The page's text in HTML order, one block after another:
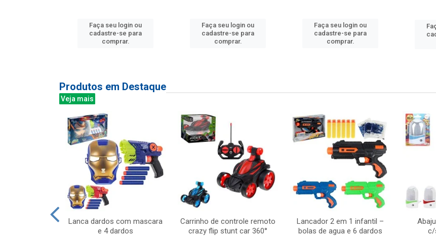
Faça seu login ou
cadastre-se para
comprar.
Faça seu login ou
cadastre-se para
comprar.
Faça seu login ou
cadastre-se para
comprar.
Produtos em Destaque
Veja mais
Lanca dardos com mascara
e 4 dardos
Carrinho de controle remoto
crazy flip stunt car 360°
Lancador 2 em 1 infantil –
bolas de agua e 6 dardos
c/